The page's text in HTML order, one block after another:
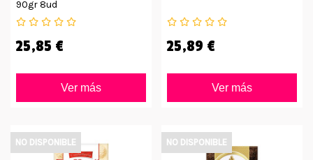
90gr 8ud
25,85 €
Ver más
25,89 €
Ver más
NO DISPONIBLE NO DISPONIBLE